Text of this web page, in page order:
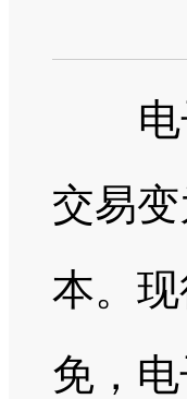
交易
本。
免，